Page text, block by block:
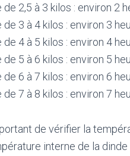
de 2,5 à 3 kilos : environ 2
de 3 à 4 kilos : environ 3
de 4 à 5 kilos : environ 4
de 5 à 6 kilos : environ 5
de 6 à 7 kilos : environ 6
de 7 à 8 kilos : environ 7
de vérifier la
interne de la